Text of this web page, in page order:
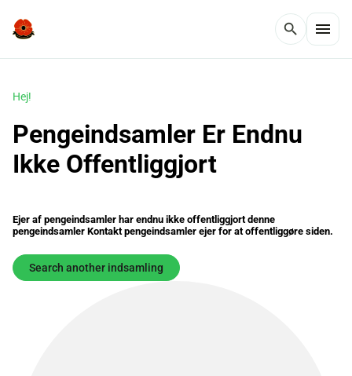
search menu
Hej!
Pengeindsamler Er Endnu
Ikke Offentliggjort
Ejer af pengeindsamler har endnu ikke offentliggjort denne
pengeindsamler Kontakt pengeindsamler ejer for at offentliggøre siden.
Search another indsamling